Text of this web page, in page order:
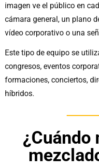
imagen ve el público en
cámara general, un plano
vídeo corporativo o una
Este tipo de equipo se
congresos, eventos
formaciones, conciertos,
híbridos.
¿Cuándo